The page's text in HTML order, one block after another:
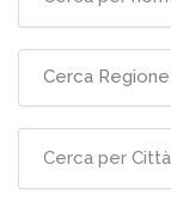
Cerca Regione